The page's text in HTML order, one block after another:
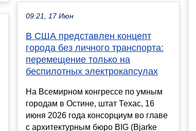
09:21, 17 Июн
В США представлен концепт
города без личного транспорта:
перемещение только на
беспилотных электрокапсулах
На Всемирном конгрессе по умным
городам в Остине, штат Техас, 16
июня 2026 года консорциум во главе
с архитектурным бюро BIG (Bjarke